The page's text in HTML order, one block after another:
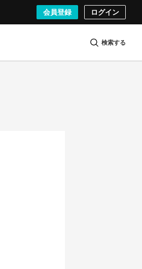
会員登録 ログイン
検索する